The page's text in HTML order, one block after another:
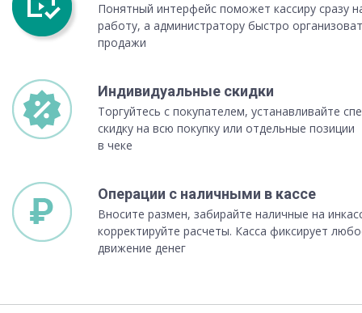
Понятный интерфейс поможет кассиру сразу
работу, а администратору быстро
продажи
Индивидуальные скидки
Торгуйтесь с покупателем, устанавливайте
скидку на всю покупку или отдельные позиции
в чеке
Операции с наличными в кассе
Вносите размен, забирайте наличные на
корректируйте расчеты. Касса фиксирует
движение денег